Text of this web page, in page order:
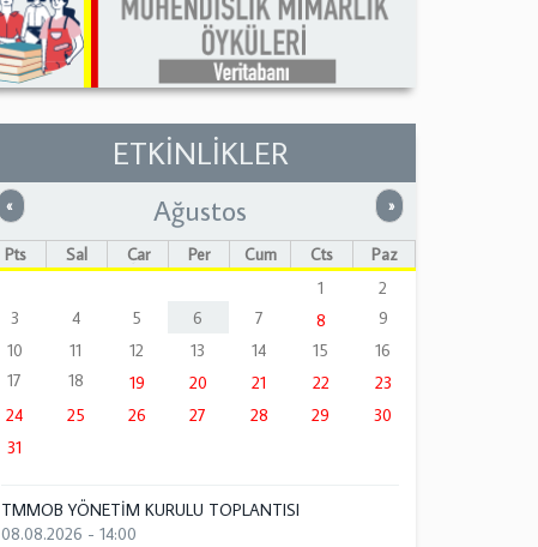
ETKİNLİKLER
« Önceki »Sonraki
Ağustos
Pts Sal Çar Per Cum Cts
Paz
1
2
3
4 5 6 7 8
9
10
11 12 13 14 15
16
17
18 19 20 21 22
23
24
25 26 27 28 29
30
31
TMMOB YÖNETİM KURULU TOPLANTISI
08.08.2026 - 14:00